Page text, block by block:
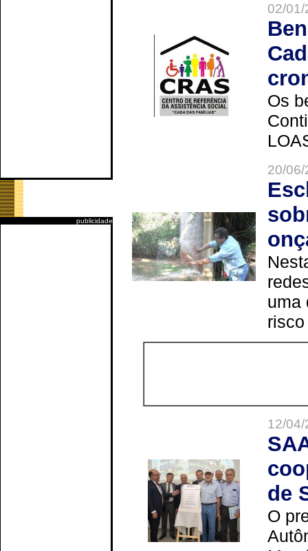
publicidade
02/
Os
20/
uma
12/
de
O